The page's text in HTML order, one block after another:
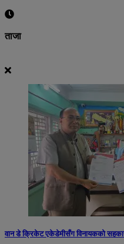
ताजा
वान डे क्रिकेट एकेडेमीसँग विनायकको